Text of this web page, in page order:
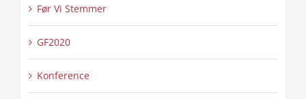
Før Vi Stemmer
GF2020
Konference